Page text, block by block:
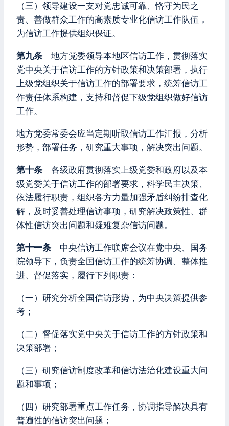
（三）领导建设一支对党忠诚可靠、恪守为民之
责、善做群众工作的高素质专业化信访工作队伍，
为信访工作提供组织保证。
第九条 地方党委领导本地区信访工作，贯彻落实
党中央关于信访工作的方针政策和决策部署，执行
上级党组织关于信访工作的部署要求，统筹信访工
作责任体系构建，支持和督促下级党组织做好信访
工作。
地方党委常委会应当定期听取信访工作汇报，分析
形势，部署任务，研究重大事项，解决突出问题。
第十条 各级政府贯彻落实上级党委和政府以及本
级党委关于信访工作的部署要求，科学民主决策、
依法履行职责，组织各方力量加强矛盾纠纷排查化
解，及时妥善处理信访事项，研究解决政策性、群
体性信访突出问题和疑难复杂信访问题。
第十一条 中央信访工作联席会议在党中央、国务
院领导下，负责全国信访工作的统筹协调、整体推
进、督促落实，履行下列职责：
（一）研究分析全国信访形势，为中央决策提供参
考；
（二）督促落实党中央关于信访工作的方针政策和
决策部署；
（三）研究信访制度改革和信访法治化建设重大问
题和事项；
（四）研究部署重点工作任务，协调指导解决具有
普遍性的信访突出问题；